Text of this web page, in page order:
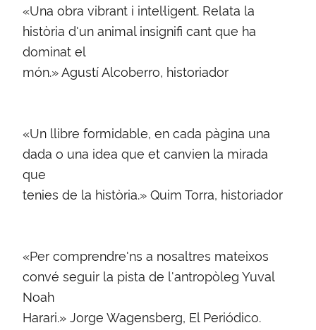
«Una obra vibrant i intel·ligent. Relata la
història d'un animal insignifi cant que ha
dominat el
món.» Agustí Alcoberro, historiador
«Un llibre formidable, en cada pàgina una
dada o una idea que et canvien la mirada
que
tenies de la història.» Quim Torra, historiador
«Per comprendre'ns a nosaltres mateixos
convé seguir la pista de l'antropòleg Yuval
Noah
Harari.» Jorge Wagensberg, El Periódico.